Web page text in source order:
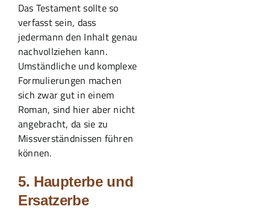
Das Testament sollte so
verfasst sein, dass
jedermann den Inhalt genau
nachvollziehen kann.
Umständliche und komplexe
Formulierungen machen
sich zwar gut in einem
Roman, sind hier aber nicht
angebracht, da sie zu
Missverständnissen führen
können.
5. Haupterbe und
Ersatzerbe